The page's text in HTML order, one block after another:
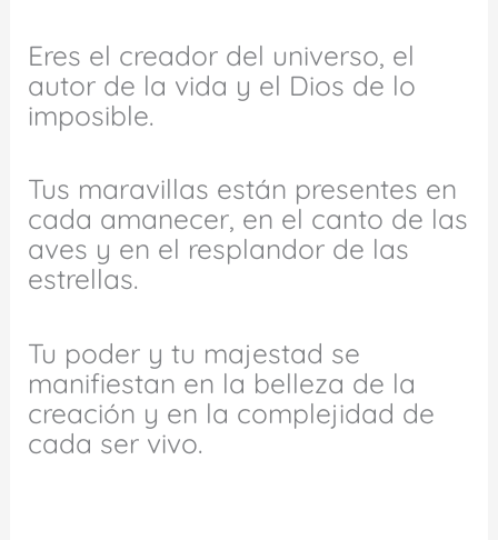
Eres el creador del universo, el
autor de la vida y el Dios de lo
imposible.
Tus maravillas están presentes en
cada amanecer, en el canto de las
aves y en el resplandor de las
estrellas.
Tu poder y tu majestad se
manifiestan en la belleza de la
creación y en la complejidad de
cada ser vivo.